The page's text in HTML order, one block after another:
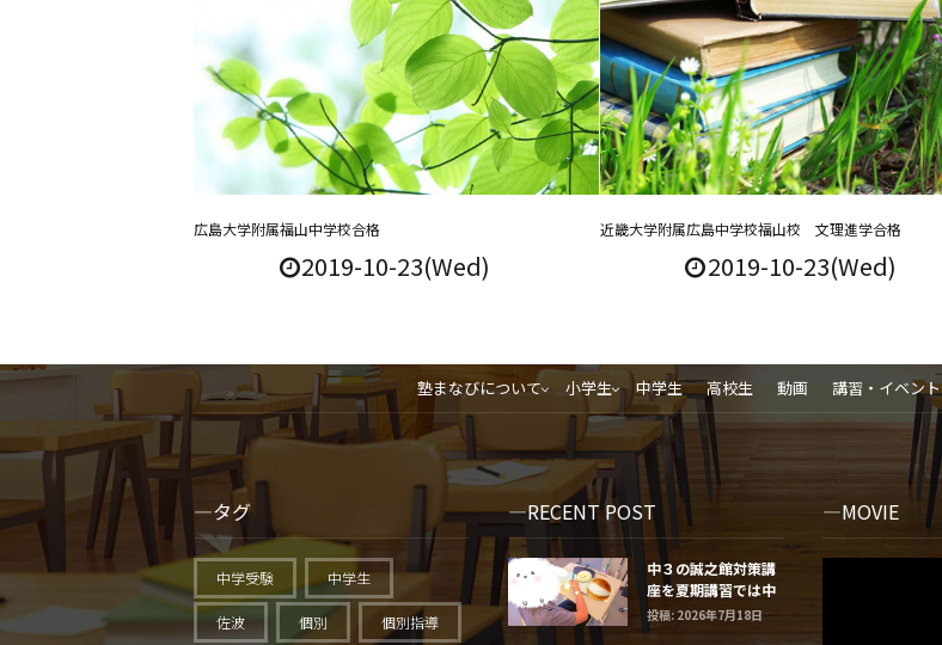
広島大学附属福山中学校合格
2019-10-23(Wed)
近畿大学附属広島中学校福山校 文理進学合格
2019-10-23(Wed)
塾まなびについて 小学生 中学生 高校生 動画 講習・イベント
タグ
中学受験 中学生
佐波 個別 個別指導
RECENT POST
中３の誠之館対策講
座を夏期講習では中
学２年生と１年生に
するよ
投稿: 2026年7月18日
MOVIE